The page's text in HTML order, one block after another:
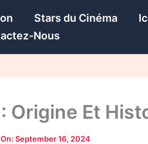
Stars du Cinéma
Nous
Origine Et
September 16, 2024